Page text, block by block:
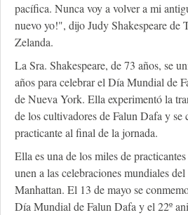
pacífica. Nunca voy a volver a mi
nuevo yo!", dijo Judy Shakespeare de
Zelanda.
La Sra. Shakespeare, de 73 años, se
años para celebrar el Día Mundial de
de Nueva York. Ella experimentó la
de los cultivadores de Falun Dafa y se
practicante al final de la jornada.
Ella es una de los miles de
unen a las celebraciones mundiales
Manhattan. El 13 de mayo se
Día Mundial de Falun Dafa y el 22º